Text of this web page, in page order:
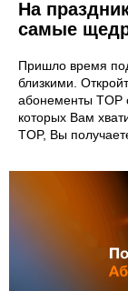
На
самые
Пришло время
близкими.
абонементы TOP
которых Вам
TOP, Вы